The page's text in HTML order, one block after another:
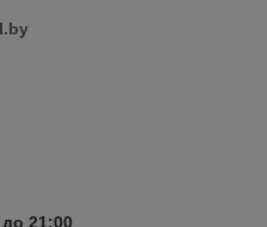
21:00